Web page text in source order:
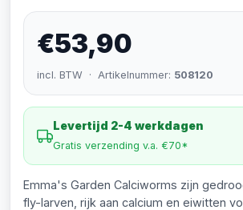
€53,90
incl. BTW · Artikelnummer: 508120
Levertijd 2-4 werkdagen
Gratis verzending v.a. €70*
Emma's Garden Calciworms zijn
fly-larven, rijk aan calcium en eiwitten